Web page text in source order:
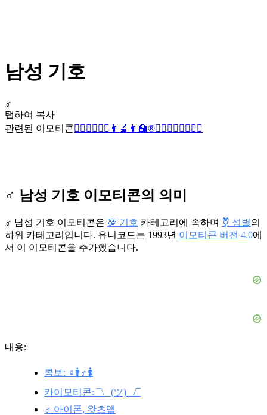
남성 기호
♂️
탭하여 복사
관련된 이모티콘💇‍♂️ 👱‍♂️ 🤹‍♂️ 👨‍🔬 👨‍🏫®️🙋‍♂️ 🧞‍♂️ 🧘‍♂️ 🧖‍♂️
♂️ 남성 기호 이모티콘의 의미
♂️ 남성 기호 이모티콘은 💯 기호 카테고리에 속하며 ⚧️ 성별의
하위 카테고리입니다. 유니코드는 1993년 이모티콘 버전 4.0에
서 이 이모티콘을 추가했습니다.
내용:
콤보: ♀️🚹♂️🚺
카이모티콘: ¯\_ (ツ) _/¯
♂️ 아이폰, 왓츠앱